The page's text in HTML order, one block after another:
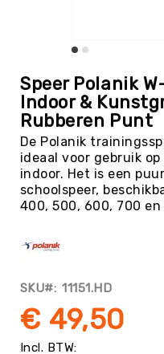
Badminton
Basketbal
Boksen
Biljart
/
Pool
&
Muziek
naar
het
begin
van
de
afbeeldingen-
gallerij
Speer Polanik
Indoor &
Rubberen Punt
De Polanik
ideaal voor gebruik
indoor. Het is een
schoolspeer,
400, 500, 600, 700 en
SKU 11151.HD
€ 49,50